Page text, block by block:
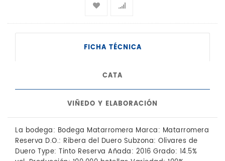
FICHA TÉCNICA
CATA
VIÑEDO Y ELABORACIÓN
La bodega: Bodega Matarromera Marca: Matarromera
Reserva D.O.: Ribera del Duero Subzona: Olivares de
Duero Type: Tinto Reserva Añada: 2016 Grado: 14.5%